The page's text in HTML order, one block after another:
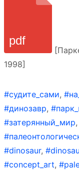
1998]
#судите_сами,
#динозавр,
#затерянный_мир,
#dinosaur,
#concept_art,